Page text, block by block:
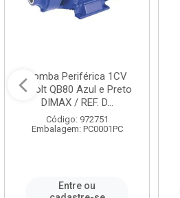
Bomba Periférica 1CV
Bivolt QB80 Azul e Preto
DIMAX / REF. D...
Código: 972751
Embalagem: PC0001PC
Entre ou